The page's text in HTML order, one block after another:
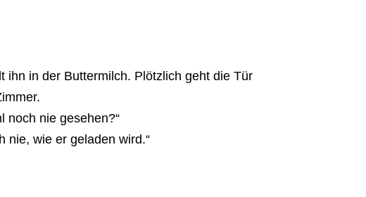
in der Buttermilch. Plötzlich geht die Tür
noch nie gesehen?“
nie, wie er geladen wird.“